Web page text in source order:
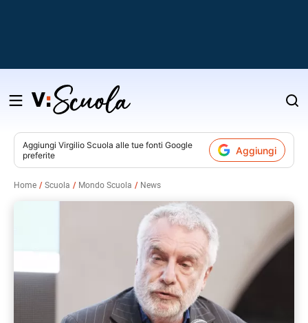
Salta
contenuto
Aggiungi Virgilio Scuola alle tue fonti Google
preferite
Aggiungi
Home Scuola Mondo Scuola News